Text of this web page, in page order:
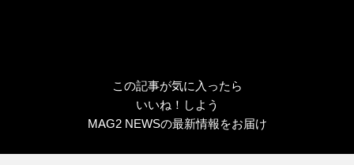
この記事が気に入ったら
いいね！しよう
MAG2 NEWSの最新情報をお届け